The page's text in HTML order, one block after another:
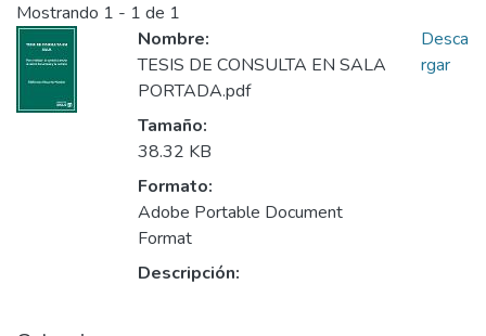
Mostrando 1 - 1 de 1
Nombre:
TESIS DE CONSULTA EN SALA
PORTADA.pdf
Tamaño:
38.32 KB
Formato:
Adobe Portable Document
Format
Descripción:
Desca
rgar